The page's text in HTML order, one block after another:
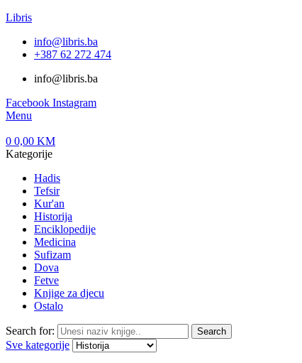
Libris
info@libris.ba
+387 62 272 474​
info@libris.ba
Facebook Instagram
Menu
0 0,00 KM
Kategorije
Hadis
Tefsir
Kur'an
Historija
Enciklopedije
Medicina
Sufizam
Dova
Fetve
Knjige za djecu
Ostalo
Search for: Search
Sve kategorije